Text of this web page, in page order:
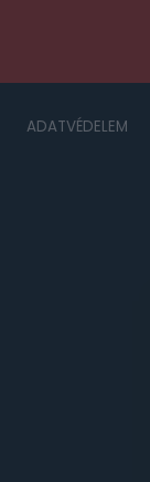
ADATVÉDELEM